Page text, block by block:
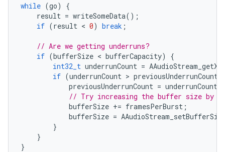
while (go)
{
result = writeSomeData();
if (result < 0) break ;
// Are we getting underruns?
if (bufferSize < bufferCapacity)
{
int32_t underrunCount =
if (underrunCount > previousUnderrunCount
previousUnderrunCount = underrunCount
// Try increasing the buffer size by
bufferSize += framesPerBurst ;
bufferSize =
}
}
}